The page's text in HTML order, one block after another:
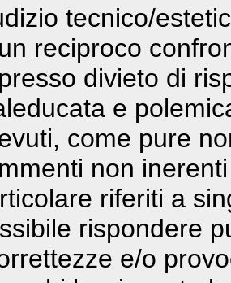
tecnico/
reciproco
divieto di
e
come pure
non
riferiti a
rispondere
e/o